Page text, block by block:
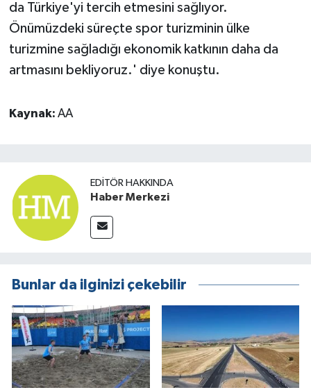
da Türkiye'yi tercih etmesini sağlıyor.
Önümüzdeki süreçte spor turizminin ülke
turizmine sağladığı ekonomik katkının daha da
artmasını bekliyoruz.' diye konuştu.
Kaynak: AA
EDITÖR HAKKINDA
Haber Merkezi
Bunlar da ilginizi çekebilir